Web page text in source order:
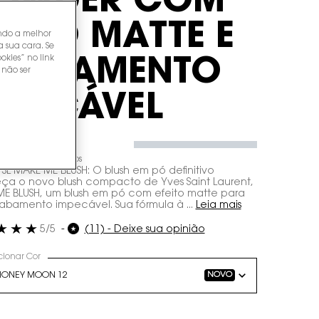
MATTE E
sem juros
MAKE ME BLUSH: O blush em pó definitivo
o novo blush compacto de Yves Saint Laurent,
BLUSH, um blush em pó com efeito matte para
impecável. Sua fórmula à ... Leia mais
5/5 (11) - Deixe sua opinião
MOON 12
NOVO
Cor
a melhor
sua cara. Se
no link
ser